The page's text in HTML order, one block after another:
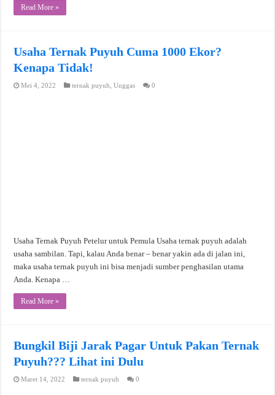
Read More »
Usaha Ternak Puyuh Cuma 1000 Ekor?
Kenapa Tidak!
Mei 4, 2022 ternak puyuh ,Unggas 0
Usaha Ternak Puyuh Petelur untuk Pemula Usaha ternak puyuh adalah
usaha sambilan. Tapi, kalau Anda benar – benar yakin ada di jalan ini,
maka usaha ternak puyuh ini bisa menjadi sumber penghasilan utama
Anda. Kenapa …
Read More »
Bungkil Biji Jarak Pagar Untuk Pakan Ternak
Puyuh??? Lihat ini Dulu
Maret 14, 2022 ternak puyuh 0